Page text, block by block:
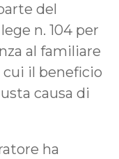
del
n. 104 per
al familiare
cui il beneficio
causa di
ha